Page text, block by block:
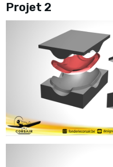
Projet 2